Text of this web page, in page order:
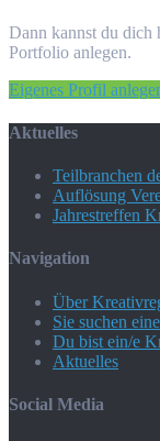
Dann kannst du dich
Portfolio anlegen.
Eigenes Profil
Aktuelles
Teilbranchen
Auflösung
Jahrestreffen
Navigation
Über
Sie suchen
Du bist ein/e
Aktuelles
Social Media